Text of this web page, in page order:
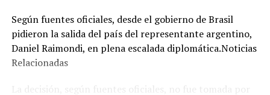
Según fuentes oficiales, desde el gobierno de Brasil
pidieron la salida del país del representante argentino,
Daniel Raimondi, en plena escalada diplomática.Noticias
Relacionadas